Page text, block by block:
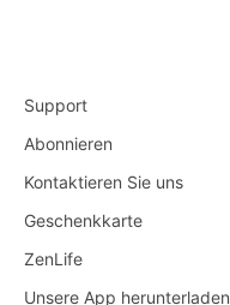
Support
Abonnieren
Kontaktieren Sie uns
Geschenkkarte
ZenLife
Unsere App herunterladen